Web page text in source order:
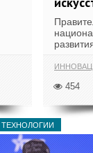
454
ТЕХНОЛОГИИ